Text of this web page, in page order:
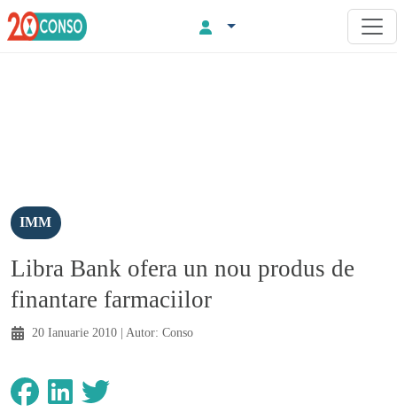
IMM
Libra Bank ofera un nou produs de
finantare farmaciilor
20 Ianuarie 2010 | Autor: Conso